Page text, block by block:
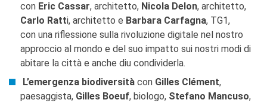
con Eric Cassar, architetto, Nicola Delon, architetto,
Carlo Ratti, architetto e Barbara Carfagna, TG1,
con una riflessione sulla rivoluzione digitale nel nostro
approccio al mondo e del suo impatto sui nostri modi di
abitare la città e anche diu condividerla.
L’emergenza biodiversità con Gilles Clément,
paesaggista, Gilles Boeuf, biologo, Stefano Mancuso,